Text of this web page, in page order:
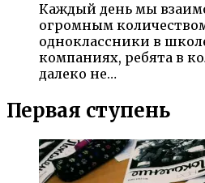
Каждый день мы
огромным
одноклассники в
компаниях, ребята в
далеко не…
Первая ступень